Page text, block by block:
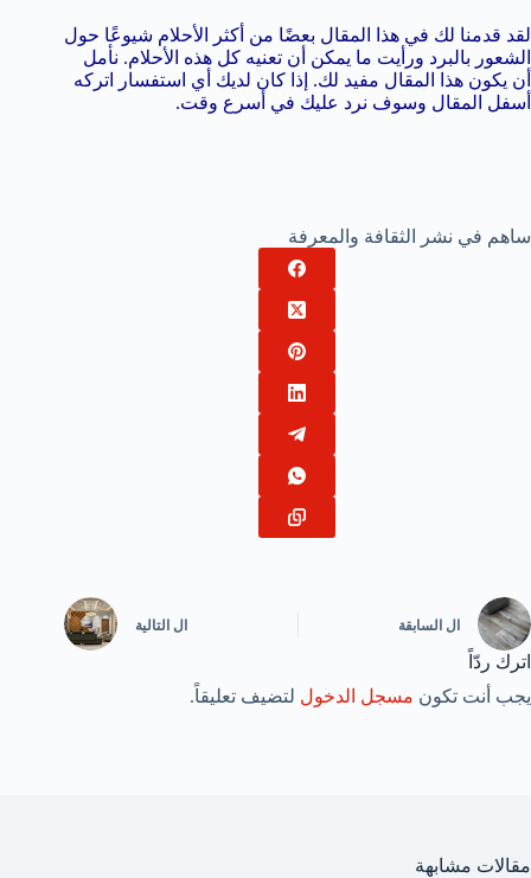
لقد قدمنا لك في هذا المقال بعضًا من أكثر الأحلام شيوعًا حول
الشعور بالبرد ورأيت ما يمكن أن تعنيه كل هذه الأحلام. نأمل
أن يكون هذا المقال مفيد لك. إذا كان لديك أي استفسار اتركه
أسفل المقال وسوف نرد عليك في أسرع وقت.
ساهم في نشر الثقافة والمعرفة
ال السابقة ال التالية
اترك ردّاً
يجب أنت تكون مسجل الدخول لتضيف تعليقاً.
مقالات مشابهة